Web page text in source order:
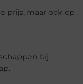
prijs, maar ook op
bij